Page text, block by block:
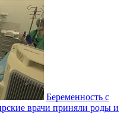
Беременность с
врачи приняли роды и